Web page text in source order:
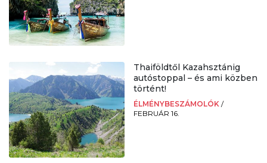
Thaiföldtől Kazahsztánig
autóstoppal – és ami közben
történt!
ÉLMÉNYBESZÁMOLÓK /
FEBRUÁR 16.